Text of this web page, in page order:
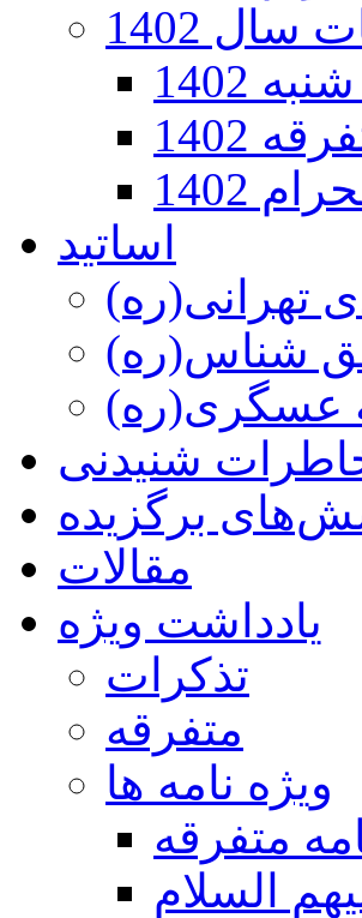
1402
1402
1402
1402
اساتید
تهرانی(ره)
شناس(ره)
عسگری(ره)
شنیدنی
برگزیده
مقالات
یادداشت ویژه
تذكرات
متفرقه
ويژه نامه ها
متفرقه
السلام